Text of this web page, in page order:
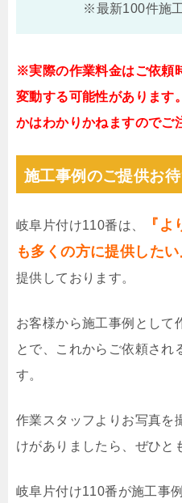
※最新100件施
※実際の作業料金はご依頼
変動する可能性があります
かはわかりかねますのでご
施工事例のご提供お
岐阜片付け110番は、
『
も多くの方に提供したい
提供しております。
お客様から施工事例として
とで、これからご依頼され
す。
作業スタッフよりお写真を
けがありましたら、ぜひと
岐阜片付け110番が施工事